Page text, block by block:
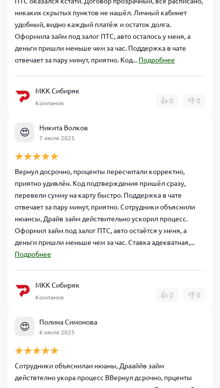
никаких скрытых пунктов не нашёл. Личный кабинет
удобный, видно каждый платёж и остаток долга.
Оформила займ под залог ПТС, авто осталось у меня, а
деньги пришли меньше чем за час. Поддержка в чате
отвечает за пару минут, приятно. Код... Подробнее
МКК Сибиряк
Компания 👍 0 👎 0
😍 Никита Волков
7 июля 2025
Вернул досрочно, проценты пересчитали корректно,
приятно удивлён. Код подтверждения пришёл сразу,
перевели сумму на карту быстро. Поддержка в чате
отвечает за пару минут, приятно. Сотрудники объяснили
нюансы, Драйв займ действительно ускорил процесс.
Оформил займ под залог ПТС, авто остаётся у меня, а
деньги пришли меньше чем за час. Ставка адекватная,...
Подробнее
МКК Сибиряк
Компания 👍 0 👎 0
😍 Полина Симонова
6 июля 2025
Сотрудники объяснилаи нюаны, Драаййв займ
действтелно укора процесс ВВернул дсрочно, прценты